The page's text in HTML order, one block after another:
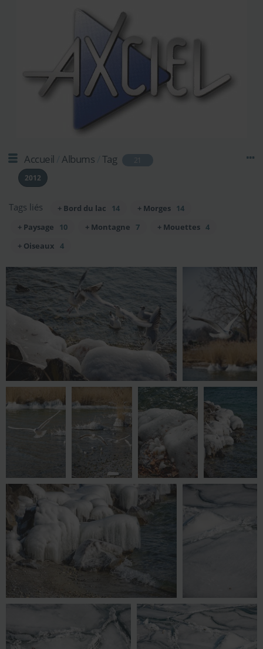
Accueil Albums Tag
21
2012
Tags liés + Bord du lac 14 + Morges 14
+ Paysage
10 + Montagne 7 + Mouettes 4
+ Oiseaux 4
AXC 2131 OK AXC 2132 OK
AXC 2137 OK AXC 2139 OK AXC 2144 OK AXC 2153 OK
AXC 2160 OK AXC 2162 OK